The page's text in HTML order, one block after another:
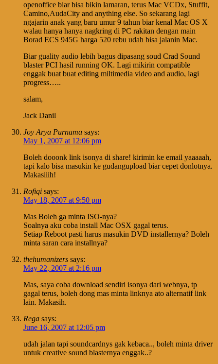
openoffice biar bisa bikin lamaran, terus Mac VCDx, Stuffit,
Camino,AudaCity and anything else. So sekarang lagi
ngajarin anak yang baru umur 9 tahun biar kenal Mac OS X
walau hanya hanya nagkring di PC rakitan dengan main
Borad ECS 945G harga 520 rebu udah bisa jalanin Mac.
Biar guality audio lebih bagus dipasang soud Crad Sound
blaster PCI hasil running OK. Lagi mikirin compatible
enggak buat buat editing miltimedia video and audio, lagi
progress…..
salam,
Jack Danil
Joy Arya Purnama says:
May 1, 2007 at 12:06 pm
Boleh dooonk link isonya di share! kirimin ke email yaaaaah,
tapi kalo bisa masukin ke gudangupload biar cepet donlotnya.
Makasiiih!
Rofiqi says:
May 18, 2007 at 9:50 pm
Mas Boleh ga minta ISO-nya?
Soalnya aku coba install Mac OSX gagal terus.
Setiap Reboot pasti harus masukin DVD installernya? Boleh
minta saran cara installnya?
thehumanizers says:
May 22, 2007 at 2:16 pm
Mas, saya coba download sendiri isonya dari webnya, tp
gagal terus, boleh dong mas minta linknya ato alternatif link
lain. Makasih.
Rega says:
June 16, 2007 at 12:05 pm
udah jalan tapi soundcardnys gak kebaca.., boleh minta driver
untuk creative sound blasternya enggak..?